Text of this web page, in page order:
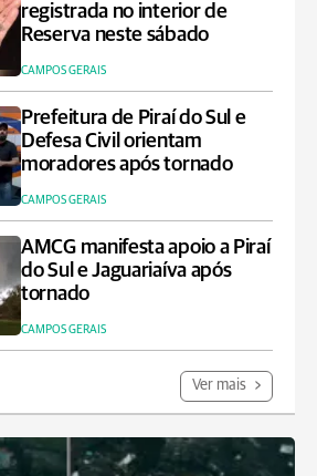
registrada no interior de
Reserva neste sábado
CAMPOS GERAIS
Prefeitura de Piraí do Sul e
Defesa Civil orientam
moradores após tornado
CAMPOS GERAIS
AMCG manifesta apoio a Piraí
do Sul e Jaguariaíva após
tornado
CAMPOS GERAIS
Ver mais